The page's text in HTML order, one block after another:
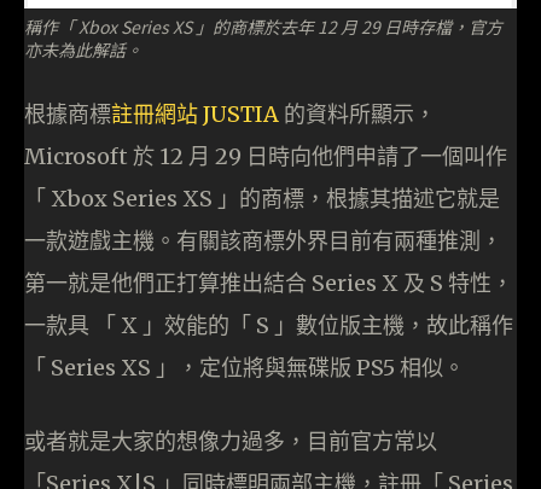
稱作「 Xbox Series XS 」的商標於去年 12 月 29 日時存檔，官方
亦未為此解話。
根據商標註冊網站 JUSTIA 的資料所顯示，
Microsoft 於 12 月 29 日時向他們申請了一個叫作
「 Xbox Series XS 」的商標，根據其描述它就是
一款遊戲主機。有關該商標外界目前有兩種推測，
第一就是他們正打算推出結合 Series X 及 S 特性，
一款具 「 X 」效能的「 S 」數位版主機，故此稱作
「 Series XS 」，定位將與無碟版 PS5 相似。
或者就是大家的想像力過多，目前官方常以